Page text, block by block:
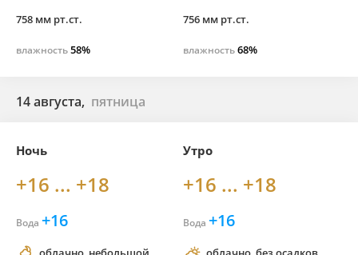
758 мм рт.ст.
влажность58%
756 мм рт.ст.
влажность68%
14 августа, пятница
Ночь
+16 ... +18
Вода +16
Утро
+16 ... +18
Вода +16